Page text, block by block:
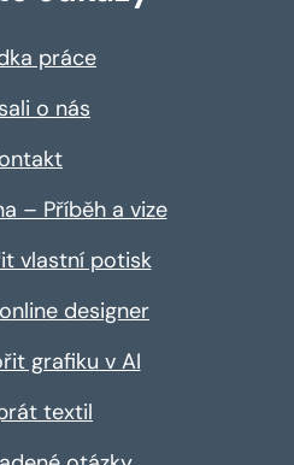
práce
o nás
– Příběh a vize
vlastní potisk
designer
grafiku v AI
textil